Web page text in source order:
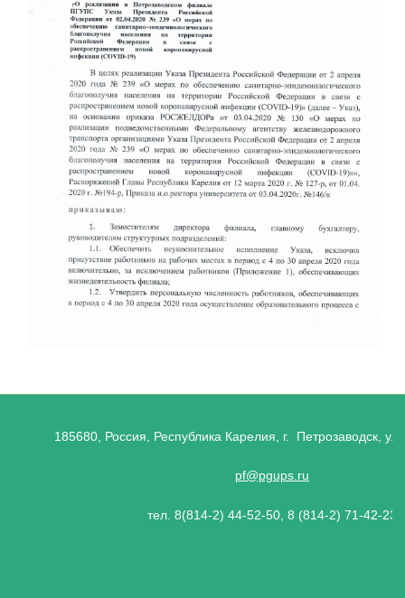
185680, Россия, Республика Карелия, г. Петрозаводск,
pf@pgups.ru
тел. 8(814-2) 44-52-50, 8 (814-2) 71-42-23